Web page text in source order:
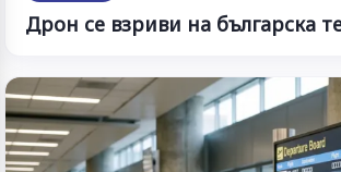
Дрон се взриви на българска